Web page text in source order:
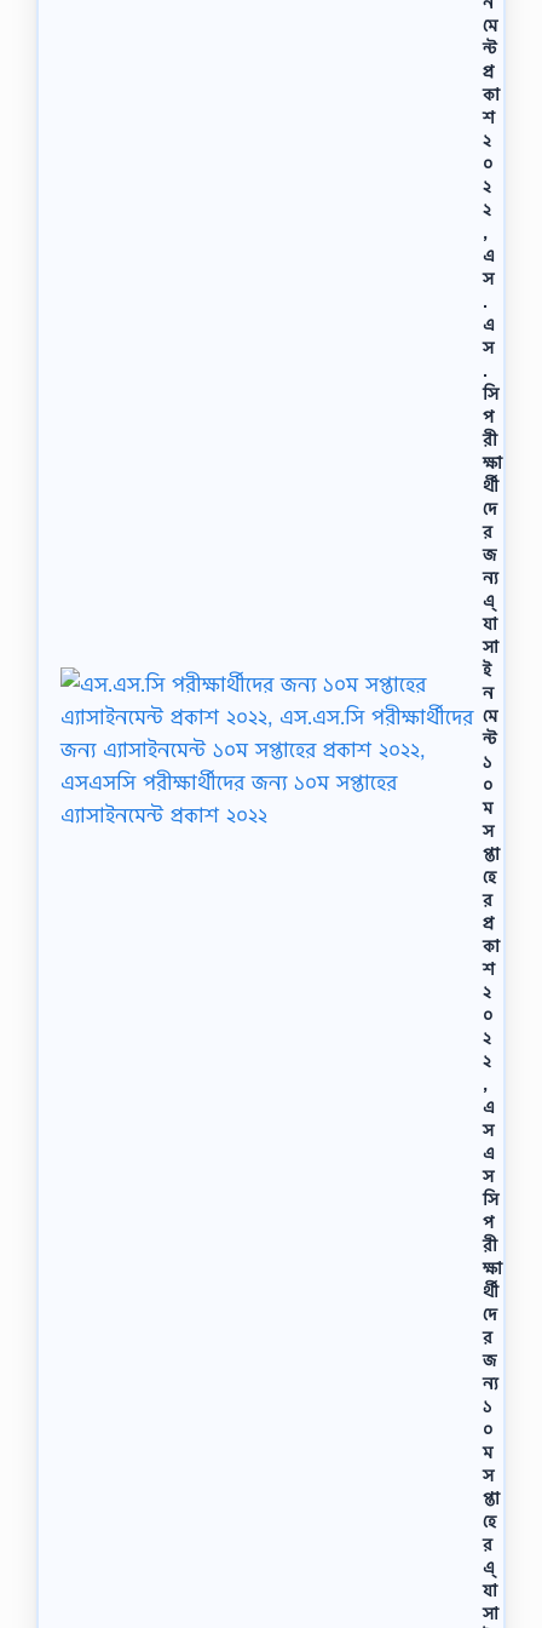
মে
ন্ট
প্র
কা
শ
২
০
২
২
,
এ
স
.
এ
স
.
সি
প
রী
ক্ষা
র্থী
দে
র
জ
ন্য
এ্
যা
সা
ই
ন
মে
ন্ট
১
০
ম
স
প্তা
হে
র
প্র
কা
শ
২
০
২
২
,
এ
স
এ
স
সি
প
রী
ক্ষা
র্থী
দে
র
জ
ন্য
১
০
ম
স
প্তা
হে
র
এ্
যা
সা